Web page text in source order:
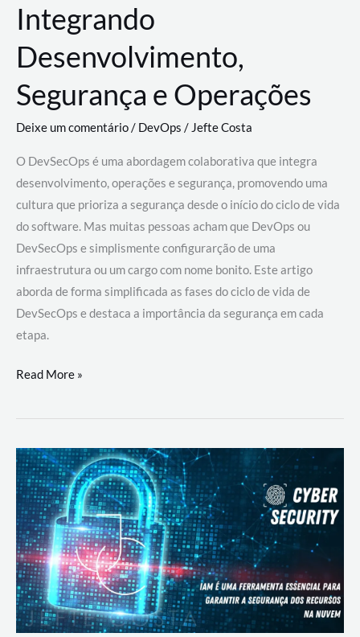
Integrando
Desenvolvimento,
Segurança e Operações
Deixe um comentário/ DevOps /Jefte Costa
O DevSecOps é uma abordagem colaborativa que integra
desenvolvimento, operações e segurança, promovendo uma
cultura que prioriza a segurança desde o início do ciclo de vida
do software. Mas muitas pessoas acham que DevOps ou
DevSecOps e simplismente configurarção de uma
infraestrutura ou um cargo com nome bonito. Este artigo
aborda de forma simplificada as fases do ciclo de vida de
DevSecOps e destaca a importância da segurança em cada
etapa.
DevSecOps
Prática:
Desenvolvimento,
Segurança
e
Operações
Read More »